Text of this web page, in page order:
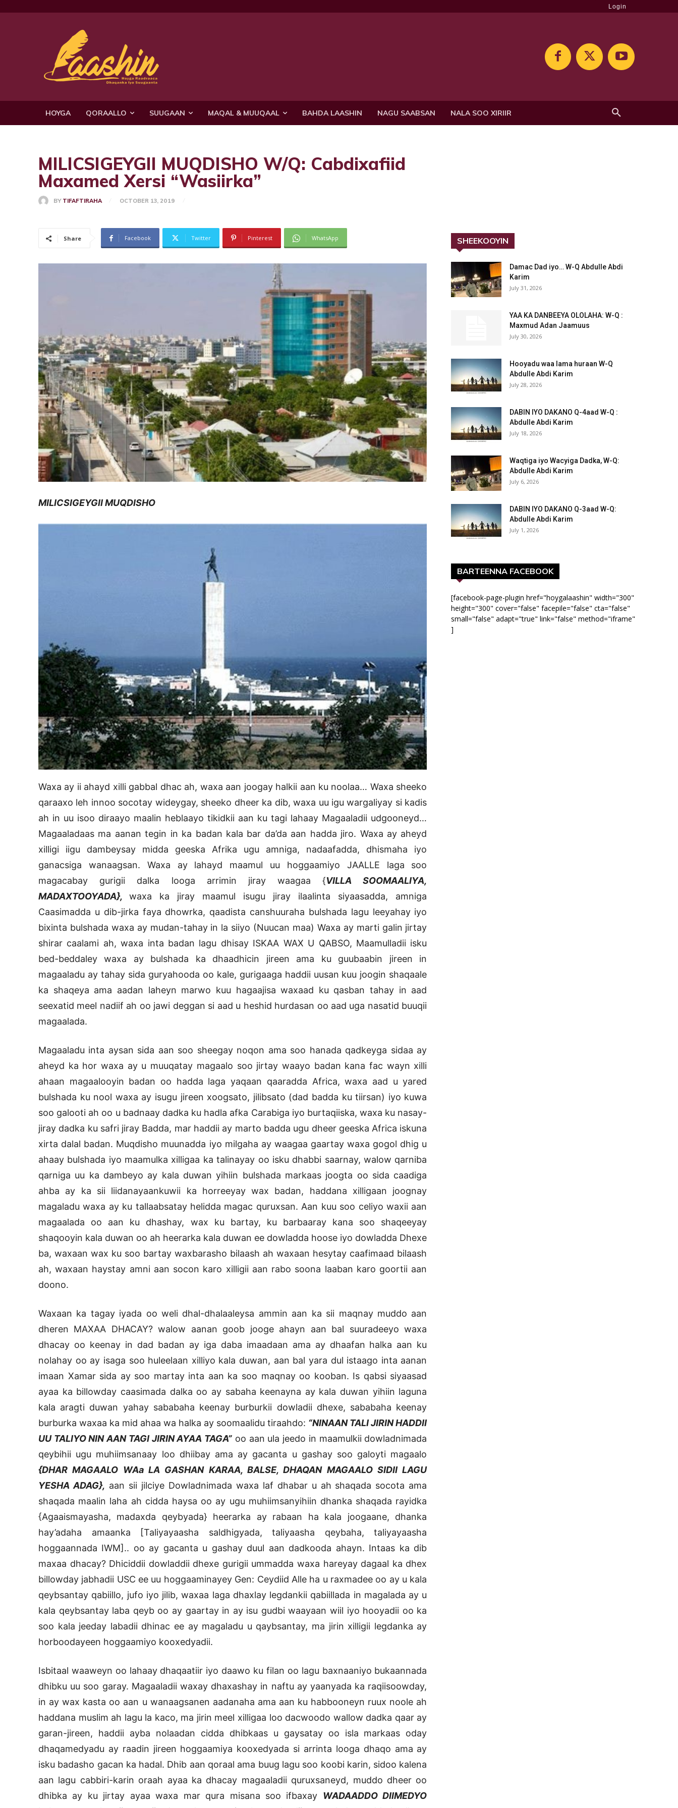
Login
HOYGA QORAALLO SUUGAAN MAQAL & MUUQAAL BAHDA LAASHIN NAGU SAABSAN NALA SOO XIRIIR
MILICSIGEYGII MUQDISHO W/Q: Cabdixafiid
Maxamed Xersi “Wasiirka”
BY TIFAFTIRAHA OCTOBER 13, 2019
Share Facebook Twitter Pinterest WhatsApp
MILICSIGEYGII MUQDISHO
Waxa ay ii ahayd xilli gabbal dhac ah, waxa aan joogay halkii aan ku noolaa… Waxa sheeko
qaraaxo leh innoo socotay wideygay, sheeko dheer ka dib, waxa uu igu wargaliyay si kadis
ah in uu isoo diraayo maalin heblaayo tikidkii aan ku tagi lahaay Magaaladii udgooneyd…
Magaaladaas ma aanan tegin in ka badan kala bar da’da aan hadda jiro. Waxa ay aheyd
xilligi iigu dambeysay midda geeska Afrika ugu amniga, nadaafadda, dhismaha iyo
ganacsiga wanaagsan. Waxa ay lahayd maamul uu hoggaamiyo JAALLE laga soo
magacabay gurigii dalka looga arrimin jiray waagaa {VILLA SOOMAALIYA,
MADAXTOOYADA},waxa ka jiray maamul isugu jiray ilaalinta siyaasadda, amniga
Caasimadda u dib-jirka faya dhowrka, qaadista canshuuraha bulshada lagu leeyahay iyo
bixinta bulshada waxa ay mudan-tahay in la siiyo (Nuucan maa) Waxa ay marti galin jirtay
shirar caalami ah, waxa inta badan lagu dhisay ISKAA WAX U QABSO, Maamulladii isku
bed-beddaley waxa ay bulshada ka dhaadhicin jireen ama ku guubaabin jireen in
magaaladu ay tahay sida guryahooda oo kale, gurigaaga haddii uusan kuu joogin shaqaale
ka shaqeya ama aadan laheyn marwo kuu hagaajisa waxaad ku qasban tahay in aad
seexatid meel nadiif ah oo jawi deggan si aad u heshid hurdasan oo aad uga nasatid buuqii
magaalada.
Magaaladu inta aysan sida aan soo sheegay noqon ama soo hanada qadkeyga sidaa ay
aheyd ka hor waxa ay u muuqatay magaalo soo jirtay waayo badan kana fac wayn xilli
ahaan magaalooyin badan oo hadda laga yaqaan qaaradda Africa, waxa aad u yared
bulshada ku nool waxa ay isugu jireen xoogsato, jilibsato (dad badda ku tiirsan) iyo kuwa
soo galooti ah oo u badnaay dadka ku hadla afka Carabiga iyo burtaqiiska, waxa ku nasay-
jiray dadka ku safri jiray Badda, mar haddii ay marto badda ugu dheer geeska Africa iskuna
xirta dalal badan. Muqdisho muunadda iyo milgaha ay waagaa gaartay waxa gogol dhig u
ahaay bulshada iyo maamulka xilligaa ka talinayay oo isku dhabbi saarnay, walow qarniba
qarniga uu ka dambeyo ay kala duwan yihiin bulshada markaas joogta oo sida caadiga
ahba ay ka sii liidanayaankuwii ka horreeyay wax badan, haddana xilligaan joognay
magaladu waxa ay ku tallaabsatay helidda magac quruxsan. Aan kuu soo celiyo waxii aan
magaalada oo aan ku dhashay, wax ku bartay, ku barbaaray kana soo shaqeeyay
shaqooyin kala duwan oo ah heerarka kala duwan ee dowladda hoose iyo dowladda Dhexe
ba, waxaan wax ku soo bartay waxbarasho bilaash ah waxaan hesytay caafimaad bilaash
ah, waxaan haystay amni aan socon karo xilligii aan rabo soona laaban karo goortii aan
doono.
Waxaan ka tagay iyada oo weli dhal-dhalaaleysa ammin aan ka sii maqnay muddo aan
dheren MAXAA DHACAY? walow aanan goob jooge ahayn aan bal suuradeeyo waxa
dhacay oo keenay in dad badan ay iga daba imaadaan ama ay dhaafan halka aan ku
nolahay oo ay isaga soo huleelaan xilliyo kala duwan, aan bal yara dul istaago inta aanan
imaan Xamar sida ay soo martay inta aan ka soo maqnay oo kooban. Is qabsi siyaasad
ayaa ka billowday caasimada dalka oo ay sabaha keenayna ay kala duwan yihiin laguna
kala aragti duwan yahay sababaha keenay burburkii dowladii dhexe, sababaha keenay
burburka waxaa ka mid ahaa wa halka ay soomaalidu tiraahdo: “NINAAN TALI JIRIN HADDII
UU TALIYO NIN AAN TAGI JIRIN AYAA TAGA” oo aan ula jeedo in maamulkii dowladnimada
qeybihii ugu muhiimsanaay loo dhiibay ama ay gacanta u gashay soo galoyti magaalo
{DHAR MAGAALO WAa LA GASHAN KARAA, BALSE, DHAQAN MAGAALO SIDII LAGU
YESHA ADAG}, aan sii jilciye Dowladnimada waxa laf dhabar u ah shaqada socota ama
shaqada maalin laha ah cidda haysa oo ay ugu muhiimsanyihiin dhanka shaqada rayidka
{Agaaismayasha, madaxda qeybyada} heerarka ay rabaan ha kala joogaane, dhanka
hay’adaha amaanka [Taliyayaasha saldhigyada, taliyaasha qeybaha, taliyayaasha
hoggaannada IWM].. oo ay gacanta u gashay duul aan dadkooda ahayn. Intaas ka dib
maxaa dhacay? Dhiciddii dowladdii dhexe gurigii ummadda waxa hareyay dagaal ka dhex
billowday jabhadii USC ee uu hoggaaminayey Gen: Ceydiid Alle ha u raxmadee oo ay u kala
qeybsantay qabiillo, jufo iyo jilib, waxaa laga dhaxlay legdankii qabiillada in magalada ay u
kala qeybsantay laba qeyb oo ay gaartay in ay isu gudbi waayaan wiil iyo hooyadii oo ka
soo kala jeeday labadii dhinac ee ay magaladu u qaybsantay, ma jirin xilligii legdanka ay
horboodayeen hoggaamiyo kooxedyadii.
Isbitaal waaweyn oo lahaay dhaqaatiir iyo daawo ku filan oo lagu baxnaaniyo bukaannada
dhibku uu soo garay. Magaaladii waxay dhaxashay in naftu ay yaanyada ka raqiisoowday,
in ay wax kasta oo aan u wanaagsanen aadanaha ama aan ku habbooneyn ruux noole ah
haddana muslim ah lagu la kaco, ma jirin meel xilligaa loo dacwoodo wallow dadka qaar ay
garan-jireen, haddii ayba nolaadan cidda dhibkaas u gaysatay oo isla markaas oday
dhaqamedyadu ay raadin jireen hoggaamiya kooxedyada si arrinta looga dhaqo ama ay
isku badasho gacan ka hadal. Dhib aan qoraal ama buug lagu soo koobi karin, sidoo kalena
aan lagu cabbiri-karin oraah ayaa ka dhacay magaaladii quruxsaneyd, muddo dheer oo
dhibka ay ku jirtay ayaa waxa mar qura misana soo ifbaxay WADAADDO DIIMEDYO
SHEEKOOYIN
Damac Dad iyo… W-Q Abdulle Abdi
Karim
July 31, 2026
YAA KA DANBEEYA OLOLAHA: W-Q :
Maxmud Adan Jaamuus
July 30, 2026
Hooyadu waa lama huraan W-Q
Abdulle Abdi Karim
July 28, 2026
DABIN IYO DAKANO Q-4aad W-Q :
Abdulle Abdi Karim
July 18, 2026
Waqtiga iyo Wacyiga Dadka, W-Q:
Abdulle Abdi Karim
July 6, 2026
DABIN IYO DAKANO Q-3aad W-Q:
Abdulle Abdi Karim
July 1, 2026
BARTEENNA FACEBOOK
[facebook-page-plugin href="hoygalaashin" width="300"
height="300" cover="false" facepile="false" cta="false"
small="false" adapt="true" link="false" method="iframe"
]